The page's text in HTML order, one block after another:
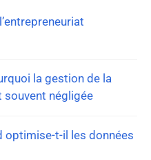
la gestion de la
souvent négligée
optimise-t-il les données